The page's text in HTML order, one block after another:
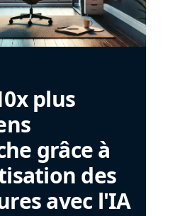
plus
grâce à
des
avec l'IA